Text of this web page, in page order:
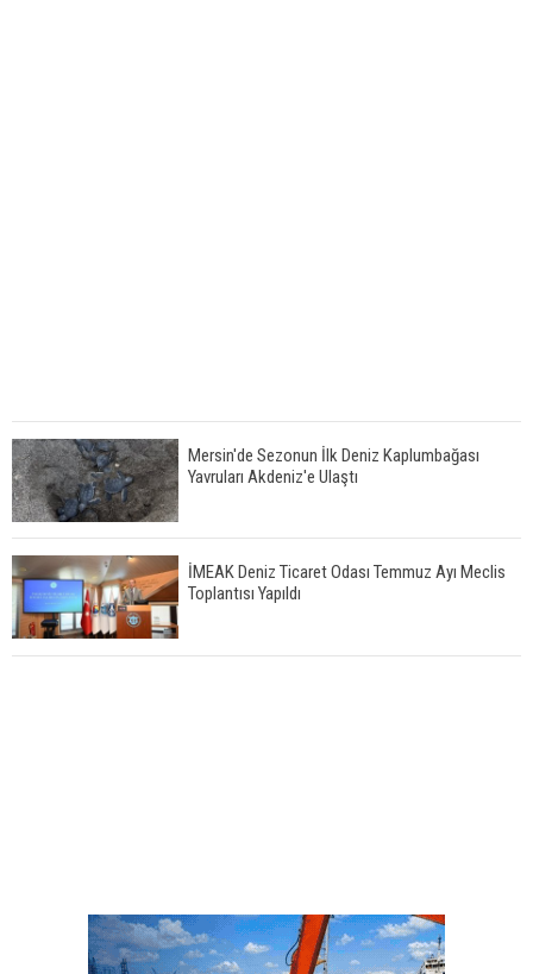
Mersin'de Sezonun İlk Deniz Kaplumbağası
Yavruları Akdeniz'e Ulaştı
İMEAK Deniz Ticaret Odası Temmuz Ayı Meclis
Toplantısı Yapıldı